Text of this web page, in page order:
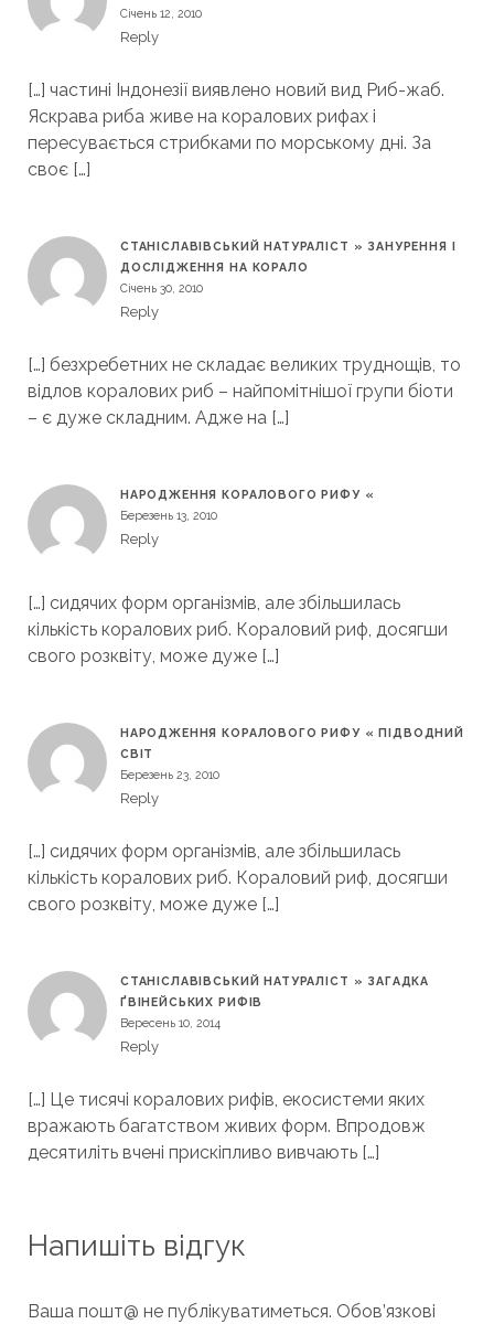
Січень 12, 2010
Reply
[…] частині Індонезії виявлено новий вид Риб-жаб.
Яскрава риба живе на коралових рифах і
пересувається стрибками по морському дні. За
своє […]
СТАНІСЛАВІВСЬКИЙ НАТУРАЛІСТ » ЗАНУРЕННЯ І
ДОСЛІДЖЕННЯ НА КОРАЛО
Січень 30, 2010
Reply
[…] безхребетних не складає великих труднощів, то
відлов коралових риб – найпомітнішої групи біоти
– є дуже складним. Адже на […]
НАРОДЖЕННЯ КОРАЛОВОГО РИФУ «
Березень 13, 2010
Reply
[…] сидячих форм організмів, але збільшилась
кількість коралових риб. Кораловий риф, досягши
свого розквіту, може дуже […]
НАРОДЖЕННЯ КОРАЛОВОГО РИФУ « ПІДВОДНИЙ
СВІТ
Березень 23, 2010
Reply
[…] сидячих форм організмів, але збільшилась
кількість коралових риб. Кораловий риф, досягши
свого розквіту, може дуже […]
СТАНІСЛАВІВСЬКИЙ НАТУРАЛІСТ » ЗАГАДКА
ҐВІНЕЙСЬКИХ РИФІВ
Вересень 10, 2014
Reply
[…] Це тисячі коралових рифів, екосистеми яких
вражають багатством живих форм. Впродовж
десятиліть вчені прискіпливо вивчають […]
Напишіть відгук
Ваша пошт@ не публікуватиметься. Обов’язкові